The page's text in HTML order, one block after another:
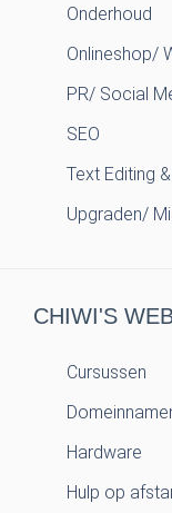
Onderhoud
Onlineshop/
PR/ Social
SEO
Text Editing
Upgraden/
CHIWI'S
Cursussen
Hardware
Hulp op